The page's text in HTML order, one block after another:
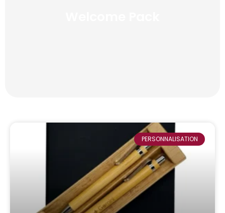
PERSONNALISATION